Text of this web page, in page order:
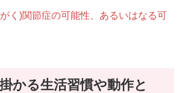
く)関節症の可能性、あるいはなる可
かる生活習慣や動作と